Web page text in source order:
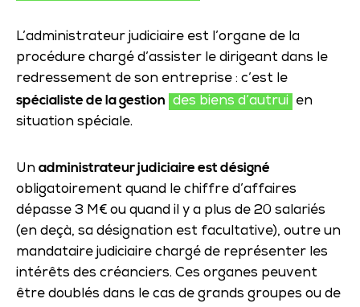
L’administrateur judiciaire est l’organe de la
procédure chargé d’assister le dirigeant dans le
redressement de son entreprise : c’est le
spécialiste de la gestion des biens d’autrui
en
situation spéciale.
Un administrateur judiciaire est désigné
obligatoirement quand le chiffre d’affaires
dépasse 3 M€ ou quand il y a plus de 20 salariés
(en deçà, sa désignation est facultative), outre un
mandataire judiciaire chargé de représenter les
intérêts des créanciers. Ces organes peuvent
être doublés dans le cas de grands groupes ou de